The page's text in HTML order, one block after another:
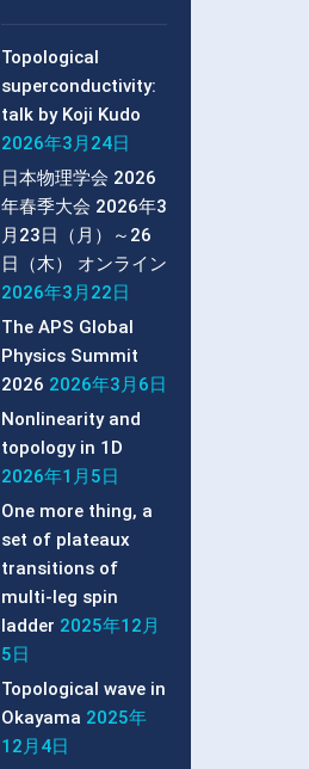
Topological
superconductivity:
talk by Koji Kudo
2026年3月24日
日本物理学会 2026
年春季大会 2026年3
月23日（月）～26
日（木） オンライン
2026年3月22日
The APS Global
Physics Summit
2026 2026年3月6日
Nonlinearity and
topology in 1D
2026年1月5日
One more thing, a
set of plateaux
transitions of
multi-leg spin
ladder 2025年12月
5日
Topological wave in
Okayama 2025年
12月4日